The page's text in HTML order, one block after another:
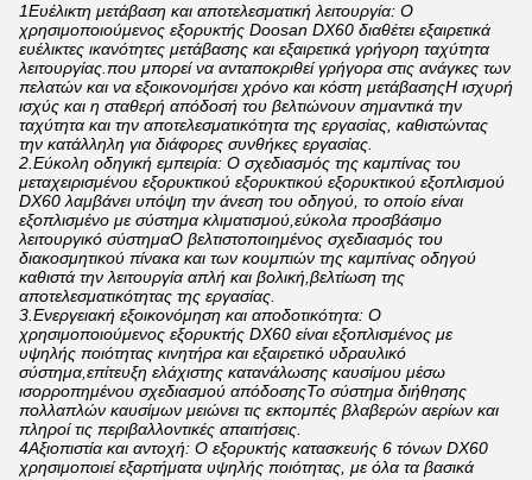
1Ευέλικτη μετάβαση και αποτελεσματική λειτουργία: Ο
χρησιμοποιούμενος εξορυκτής Doosan DX60 διαθέτει εξαιρετικά
ευέλικτες ικανότητες μετάβασης και εξαιρετικά γρήγορη ταχύτητα
λειτουργίας.που μπορεί να ανταποκριθεί γρήγορα στις ανάγκες των
πελατών και να εξοικονομήσει χρόνο και κόστη μετάβασηςΗ ισχυρή
ισχύς και η σταθερή απόδοσή του βελτιώνουν σημαντικά την
ταχύτητα και την αποτελεσματικότητα της εργασίας, καθιστώντας
την κατάλληλη για διάφορες συνθήκες εργασίας.
2.Εύκολη οδηγική εμπειρία: Ο σχεδιασμός της καμπίνας του
μεταχειρισμένου εξορυκτικού εξορυκτικού εξορυκτικού εξοπλισμού
DX60 λαμβάνει υπόψη την άνεση του οδηγού, το οποίο είναι
εξοπλισμένο με σύστημα κλιματισμού,εύκολα προσβάσιμο
λειτουργικό σύστημαΟ βελτιστοποιημένος σχεδιασμός του
διακοσμητικού πίνακα και των κουμπιών της καμπίνας οδηγού
καθιστά την λειτουργία απλή και βολική,βελτίωση της
αποτελεσματικότητας της εργασίας.
3.Ενεργειακή εξοικονόμηση και αποδοτικότητα: Ο
χρησιμοποιούμενος εξορυκτής DX60 είναι εξοπλισμένος με
υψηλής ποιότητας κινητήρα και εξαιρετικό υδραυλικό
σύστημα,επίτευξη ελάχιστης κατανάλωσης καυσίμου μέσω
ισορροπημένου σχεδιασμού απόδοσηςΤο σύστημα διήθησης
πολλαπλών καυσίμων μειώνει τις εκπομπές βλαβερών αερίων και
πληροί τις περιβαλλοντικές απαιτήσεις.
4Αξιοπιστία και αντοχή: Ο εξορυκτής κατασκευής 6 τόνων DX60
χρησιμοποιεί εξαρτήματα υψηλής ποιότητας, με όλα τα βασικά